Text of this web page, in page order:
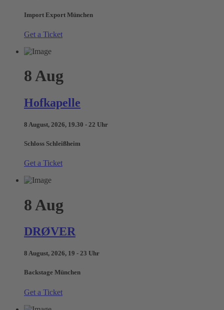
Import Export München
Get a Ticket
8Aug
Hofkapelle
8 August, 2026, 19.30 - 22 Uhr
Schloss Schleißheim
Get a Ticket
8 Aug
DRØVER
8 August, 2026, 19 - 23 Uhr
Backstage München
Get a Ticket